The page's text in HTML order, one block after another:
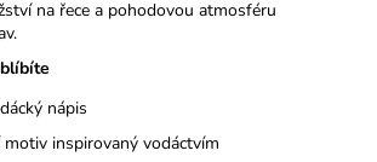
na řece a pohodovou atmosféru
nápis
inspirovaný vodáctvím